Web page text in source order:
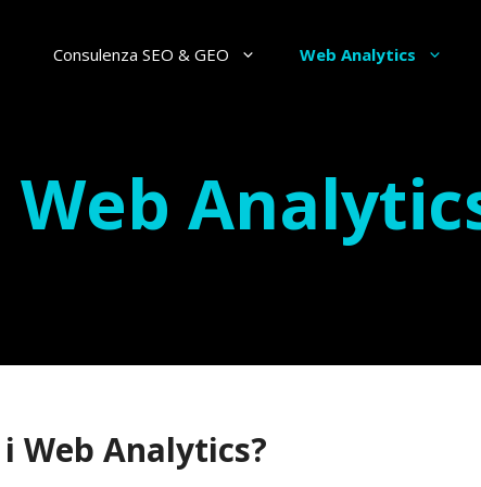
Consulenza SEO & GEO Web Analytics
Web
Web Analytics?